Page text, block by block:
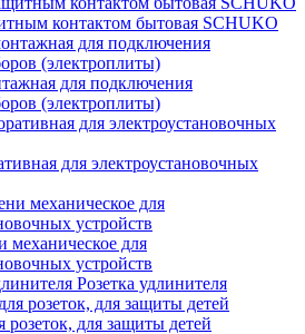
контактом бытовая SCHUKO
для подключения
(электроплиты)
для электроустановочных
механическое для
устройств
Розетка удлинителя
розеток, для защиты детей